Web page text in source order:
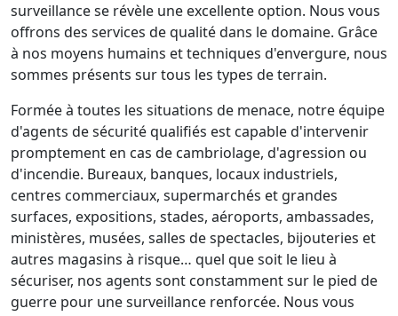
surveillance se révèle une excellente option. Nous vous
offrons des services de qualité dans le domaine. Grâce
à nos moyens humains et techniques d'envergure, nous
sommes présents sur tous les types de terrain.
Formée à toutes les situations de menace, notre équipe
d'agents de sécurité qualifiés est capable d'intervenir
promptement en cas de cambriolage, d'agression ou
d'incendie. Bureaux, banques, locaux industriels,
centres commerciaux, supermarchés et grandes
surfaces, expositions, stades, aéroports, ambassades,
ministères, musées, salles de spectacles, bijouteries et
autres magasins à risque… quel que soit le lieu à
sécuriser, nos agents sont constamment sur le pied de
guerre pour une surveillance renforcée. Nous vous